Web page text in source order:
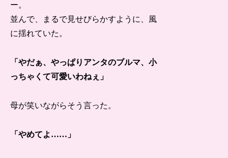
ー。
並んで、まるで見せびらかすように、風
に揺れていた。
「やだぁ、やっぱりアンタのブルマ、小
っちゃくて可愛いわねぇ」
母が笑いながらそう言った。
「やめてよ……」